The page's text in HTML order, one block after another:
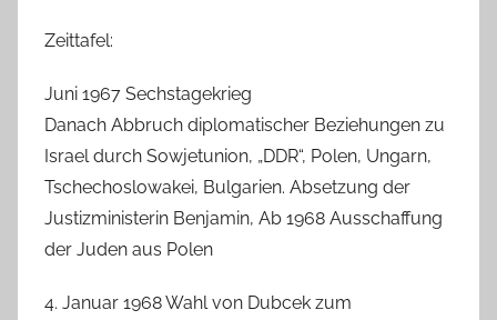
Zeittafel:
Juni 1967 Sechstagekrieg
Danach Abbruch diplomatischer Beziehungen zu
Israel durch Sowjetunion, „DDR“, Polen, Ungarn,
Tschechoslowakei, Bulgarien. Absetzung der
Justizministerin Benjamin, Ab 1968 Ausschaffung
der Juden aus Polen
4. Januar 1968 Wahl von Dubcek zum